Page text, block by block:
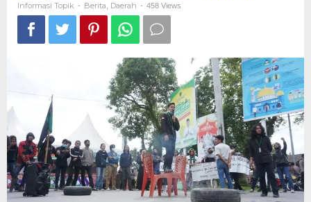
Mahasiswa
Islam
HMI
Informasi Topik - Berita Daerah - 458 Views